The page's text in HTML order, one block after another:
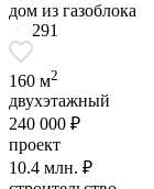
дом из газоблока
291
160 м2
двухэтажный
240 000 ₽
проект
10.4 млн. ₽